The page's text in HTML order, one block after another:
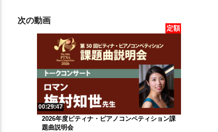
次の動画
定額
00:29:47
2026年度ピティナ・ピアノコンペティション課
題曲説明会